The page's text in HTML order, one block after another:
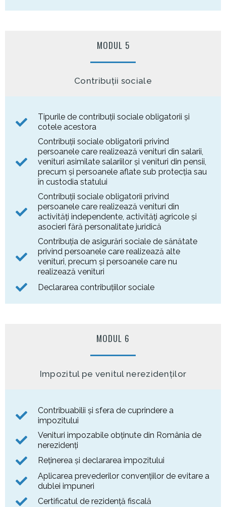
MODUL 5
Contribuții sociale
Tipurile de contribuții sociale obligatorii și
cotele acestora
Contribuții sociale obligatorii privind
persoanele care realizează venituri din salarii,
venituri asimilate salariilor și venituri din pensii,
precum și persoanele aflate sub protecția sau
în custodia statului
Contribuții sociale obligatorii privind
persoanele care realizează venituri din
activități independente, activități agricole și
asocieri fără personalitate juridică
Contribuția de asigurări sociale de sănătate
privind persoanele care realizează alte
venituri, precum și persoanele care nu
realizează venituri
Declararea contribuțiilor sociale
MODUL 6
Impozitul pe venitul nerezidenților
Contribuabilii și sfera de cuprindere a
impozitului
Venituri impozabile obţinute din România de
nerezidenţi
Reținerea și declararea impozitului
Aplicarea prevederilor convențiilor de evitare a
dublei impuneri
Certificatul de rezidenţă fiscală